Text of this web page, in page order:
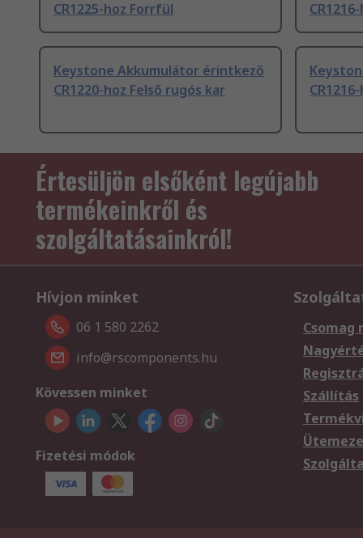
CR1225-hoz Forrfül
Keystone Akkumulátor érintkező
CR1220-hoz Felső rugós kar
Értesüljön elsőként legújabb
termékeinkről és
szolgáltatásainkról!
Hívjon minket
06 1 580 2262
info@rscomponents.hu
Kövessen minket
Fizetési módok
Csomag
Szállítás